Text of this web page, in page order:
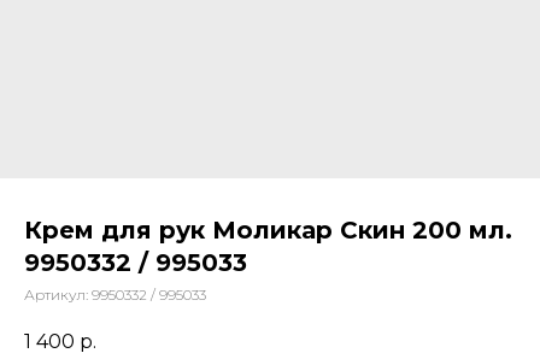
Крем для рук Моликар Скин 200 мл.
9950332 / 995033
Артикул: 9950332 / 995033
1 400 р.